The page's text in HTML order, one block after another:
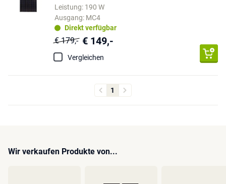
Leistung: 190 W
Ausgang: MC4
Direkt verfügbar
€ 179,- € 149,-
Vergleichen
1
Wir verkaufen Produkte von...